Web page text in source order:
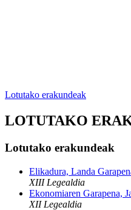
Lotutako erakundeak
LOTUTAKO
Lotutako erakundeak
Elikadura, Landa
XIII Legealdia
Ekonomiaren Garapena,
XII Legealdia